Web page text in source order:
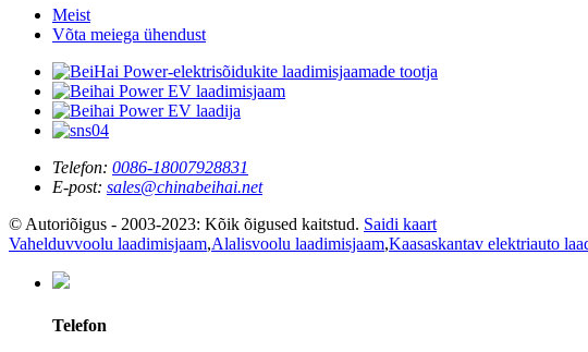
Meist
Võta meiega ühendust
Telefon: 0086-18007928831
E-post: sales@chinabeihai.net
© Autoriõigus - 2003-2023: Kõik õigused kaitstud. Saidi kaart
Vahelduvvoolu laadimisjaam,Alalisvoolu laadimisjaam,Kaasaskantav elektriauto
Telefon